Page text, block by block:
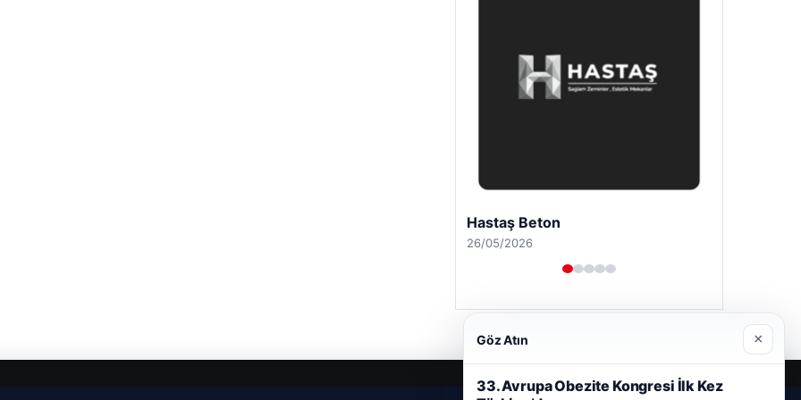
Enes Kaplan Avukatlık Bürosu
28/04/2026
Göz Atın ×
33. Avrupa Obezite Kongresi İlk Kez